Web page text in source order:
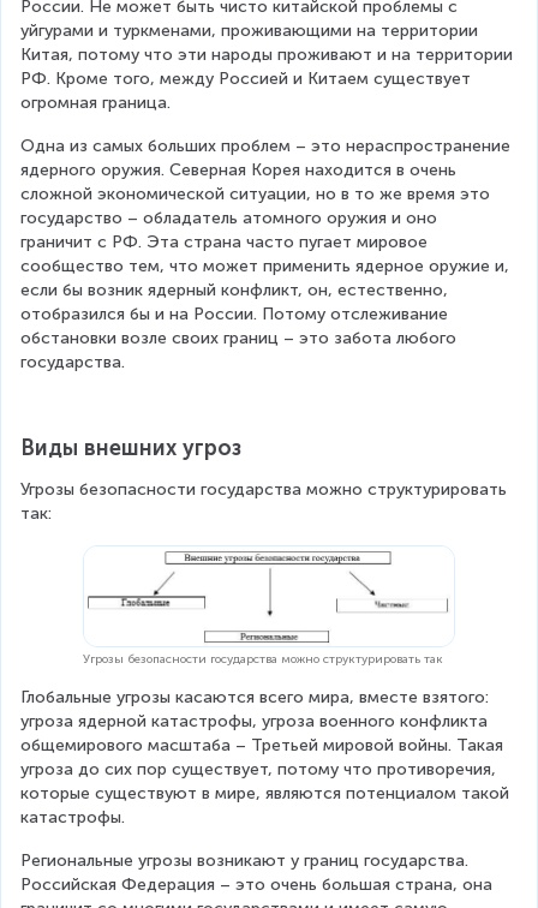
России. Не может быть чисто китайской проблемы с
уйгурами и туркменами, проживающими на территории
Китая, потому что эти народы проживают и на территории
РФ. Кроме того, между Россией и Китаем существует
огромная граница.
Одна из самых больших проблем – это нераспространение
ядерного оружия. Северная Корея находится в очень
сложной экономической ситуации, но в то же время это
государство – обладатель атомного оружия и оно
граничит с РФ. Эта страна часто пугает мировое
сообщество тем, что может применить ядерное оружие и,
если бы возник ядерный конфликт, он, естественно,
отобразился бы и на России. Потому отслеживание
обстановки возле своих границ – это забота любого
государства.
Виды внешних угроз
Угрозы безопасности государства можно структурировать
так:
Угрозы безопасности государства можно структурировать так
Глобальные угрозы касаются всего мира, вместе взятого:
угроза ядерной катастрофы, угроза военного конфликта
общемирового масштаба – Третьей мировой войны. Такая
угроза до сих пор существует, потому что противоречия,
которые существуют в мире, являются потенциалом такой
катастрофы.
Региональные угрозы возникают у границ государства.
Российская Федерация – это очень большая страна, она